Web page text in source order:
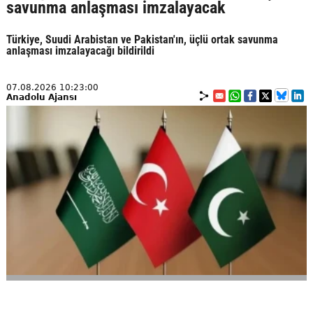
savunma anlaşması imzalayacak
Türkiye, Suudi Arabistan ve Pakistan'ın, üçlü ortak savunma
anlaşması imzalayacağı bildirildi
07.08.2026 10:23:00
Anadolu Ajansı